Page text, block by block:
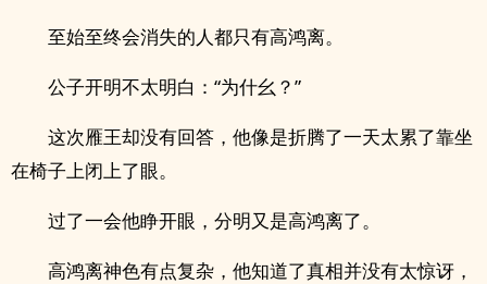
至始至终会消失的人都只有高鸿离。
公子开明不太明白：“为什幺？”
这次雁王却没有回答，他像是折腾了一天太累了靠坐
在椅子上闭上了眼。
过了一会他睁开眼，分明又是高鸿离了。
高鸿离神色有点复杂，他知道了真相并没有太惊讶，